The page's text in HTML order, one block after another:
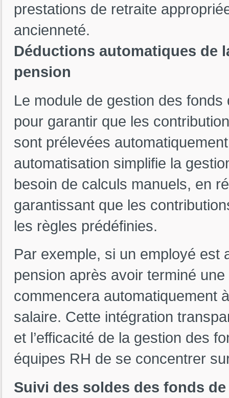
prestations de retraite
ancienneté.
Déductions automatiques de
pension
Le module de gestion des fonds
pour garantir que les
sont prélevées
automatisation simplifie la
besoin de calculs manuels, en
garantissant que les
les règles prédéfinies.
Par exemple, si un employé est
pension après avoir terminé
commencera automatiquement
salaire. Cette intégration
et l’efficacité de la gestion des
équipes RH de se concentrer
Suivi des soldes des fonds